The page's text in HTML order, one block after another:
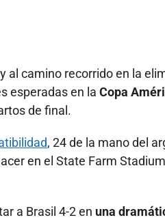
y al camino recorrido en la
esperadas en la Copa
de final.
, 24 de la mano del
en el State Farm
a Brasil 4-2 en una